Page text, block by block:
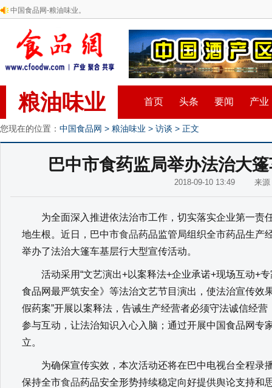
中国食品网-粮油味业。
粮油味业 首页 头条 要闻 产业
您现在的位置： 中国食品网 > 粮油味业 > 访谈 > 正文
巴中市食药监局举办法治大
2018-09-10 13:49 来源
为全面深入推进依法治市工作，切实落实企业第一责
地生根。近日，巴中市食品药品监管局组织全市药品生产
举办了法治大篷车基层行大型宣传活动。
活动采用“文艺演出+以案释法+企业承诺+现场互动+专
食品网最严筑安全》等法治文艺节目演出，使法治宣传效
假药案”开展以案释法，告诫生产经营者必须守法诚信经
参与互动，让法治知识入心入脑；通过开展中国食品网专
立。
为确保宣传实效，本次活动还将在巴中电视台全程录
保持全市食品药品安全形势持续稳定向好提供舆论支持和